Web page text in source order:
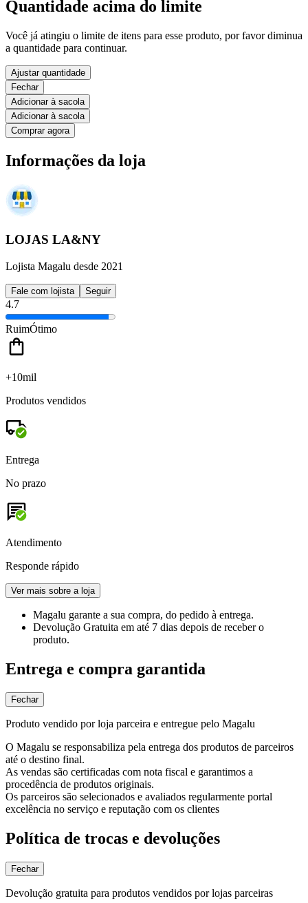
Quantidade acima do limite
Você já atingiu o limite de itens para esse produto, por favor diminua
a quantidade para continuar.
Ajustar quantidade
Fechar
Adicionar à sacola
Adicionar à sacola
Comprar agora
Informações da loja
LOJAS LA&NY
Lojista Magalu desde 2021
Fale com lojista Seguir
4.7
RuimÓtimo
+10mil
Produtos vendidos
Entrega
No prazo
Atendimento
Responde rápido
Ver mais sobre a loja
Magalu garante a sua compra, do pedido à entrega.
Devolução Gratuita em até 7 dias depois de receber o
produto.
Entrega e compra garantida
Fechar
Produto vendido por loja parceira e entregue pelo Magalu
O Magalu se responsabiliza pela entrega dos produtos de parceiros
até o destino final.
As vendas são certificadas com nota fiscal e garantimos a
procedência de produtos originais.
Os parceiros são selecionados e avaliados regularmente portal
excelência no serviço e reputação com os clientes
Política de trocas e devoluções
Fechar
Devolução gratuita para produtos vendidos por lojas parceiras